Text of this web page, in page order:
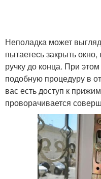
Неполадка может
пытаетесь закрыть
ручку до конца. При
подобную процедуру в
вас есть доступ к
проворачивается